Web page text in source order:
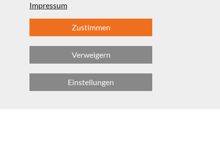
© LMU, Fakultät für Physik 2025
Impressum
Zustimmen
Verweigern
Einstellungen